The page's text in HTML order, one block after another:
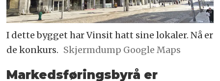
I dette bygget har Vinsit hatt sine lokaler. Nå er
de konkurs. Skjermdump Google Maps
Markedsføringsbyrå er